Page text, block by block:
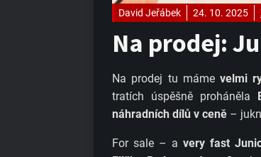
David Jeřábek 24. 10. 2025
Na prodej:
Na prodej tu máme velmi
tratích úspěšně proháněla
náhradních dílů v ceně –
For sale – avery fast